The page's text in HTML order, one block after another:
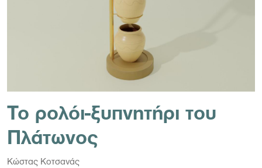
Το ρολόι-ξυπνητήρι του
Πλάτωνος
Κώστας Κοτσανάς